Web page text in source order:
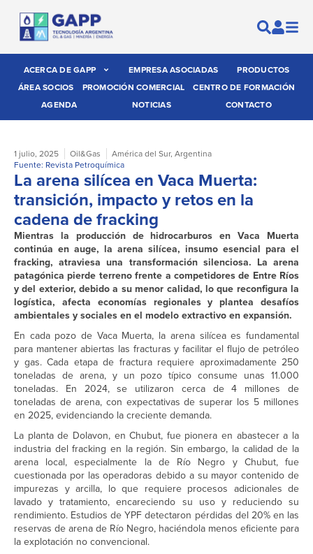
ACERCA DE GAPP EMPRESA ASOCIADAS
PRODUCTOS
ÁREA SOCIOS
PROMOCIÓN COMERCIAL
CENTRO DE FORMACIÓN
AGENDA
NOTICIAS CONTACTO
1 julio, 2025 Oil&Gas América del Sur, Argentina
Fuente: Revista Petroquímica
La arena silícea en Vaca Muerta:
transición, impacto y retos en la
cadena de fracking
Mientras la producción de hidrocarburos en Vaca Muerta
continúa en auge, la arena silícea, insumo esencial para el
fracking, atraviesa una transformación silenciosa. La arena
patagónica pierde terreno frente a competidores de Entre Ríos
y del exterior, debido a su menor calidad, lo que reconfigura la
logística, afecta economías regionales y plantea desafíos
ambientales y sociales en el modelo extractivo en expansión.
En cada pozo de Vaca Muerta, la arena silícea es fundamental
para mantener abiertas las fracturas y facilitar el flujo de petróleo
y gas. Cada etapa de fractura requiere aproximadamente 250
toneladas de arena, y un pozo típico consume unas 11.000
toneladas. En 2024, se utilizaron cerca de 4 millones de
toneladas de arena, con expectativas de superar los 5 millones
en 2025, evidenciando la creciente demanda.
La planta de Dolavon, en Chubut, fue pionera en abastecer a la
industria del fracking en la región. Sin embargo, la calidad de la
arena local, especialmente la de Río Negro y Chubut, fue
cuestionada por las operadoras debido a su mayor contenido de
impurezas y arcilla, lo que requiere procesos adicionales de
lavado y tratamiento, encareciendo su uso y reduciendo su
rendimiento. Estudios de YPF detectaron pérdidas del 20% en las
reservas de arena de Río Negro, haciéndola menos eficiente para
la explotación no convencional.